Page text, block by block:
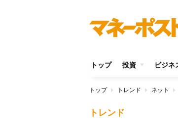
トップ 投資 ビジネ
トップ トレンド ネット
トレンド